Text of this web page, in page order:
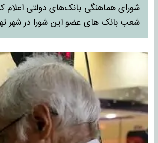
شعب بانک های عضو این شورا در شهر